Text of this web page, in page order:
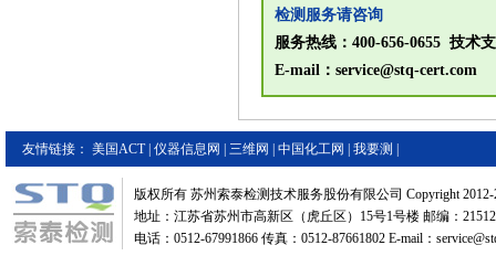
检测服务请咨询
服务热线：400-656-0655 技术
E-mail：service@stq-cert.com
友情链接： 美国ACT| 仪器信息网 三维网 中国化工网 我要测
版权所有 苏州索泰检测技术服务股份有限公司 Copyright 2012-
地址：江苏省苏州市高新区（虎丘区）15号1号楼 邮编：
电话：0512-67991866 传真：0512-87661802 E-mail：